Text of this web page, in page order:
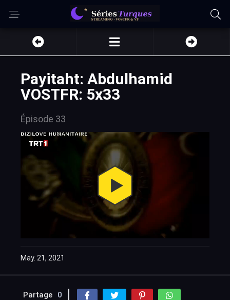
Payitaht: Abdulhamid
VOSTFR: 5x33
Épisode 33
May. 21, 2021
Partage 0